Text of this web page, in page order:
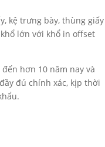
kệ trưng bày, thùng giấy
lớn với khổ in offset
hơn 10 năm nay và
đủ chính xác, kịp thời